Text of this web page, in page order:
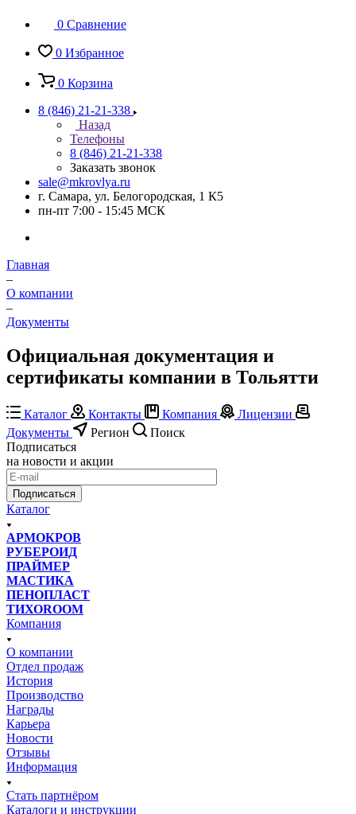
0 Сравнение
0 Избранное
0 Корзина
8 (846) 21-21-338
Назад
Телефоны
8 (846) 21-21-338
Заказать звонок
sale@mkrovlya.ru
г. Самара, ул. Белогородская, 1 К5
пн-пт 7:00 - 15:45 МСК
Главная
–
О компании
–
Документы
Официальная документация и
сертификаты компании в Тольятти
Каталог Контакты Компания
Лицензии
Документы
Регион
Поиск
Подписаться
на новости и акции
Подписаться
Каталог
АРМОКРОВ
РУБЕРОИД
ПРАЙМЕР
МАСТИКА
ПЕНОПЛАСТ
ТИХОROOM
Компания
О компании
Отдел продаж
История
Производство
Награды
Карьера
Новости
Отзывы
Информация
Стать партнёром
Каталоги и инструкции